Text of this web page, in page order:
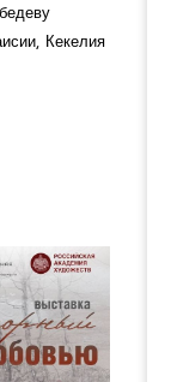
Кекелия